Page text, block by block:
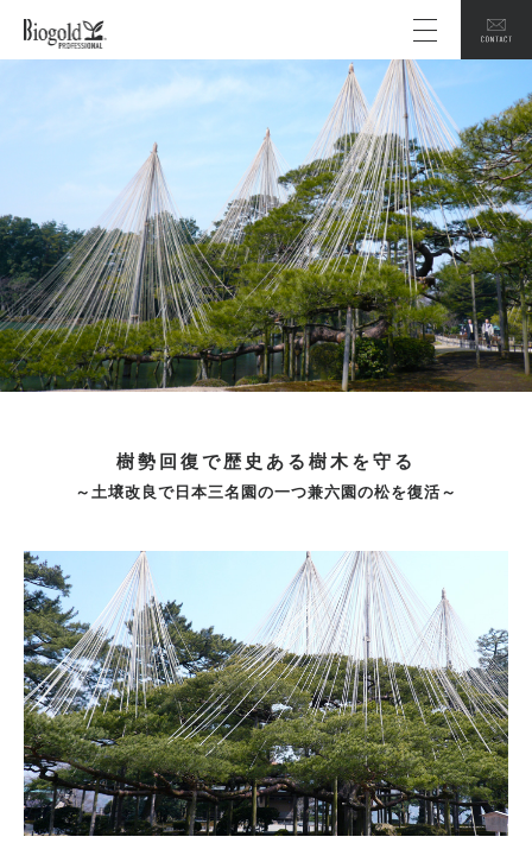
樹勢回復で歴史ある樹木を守る
～土壌改良で日本三名園の一つ兼六園の松を復活～